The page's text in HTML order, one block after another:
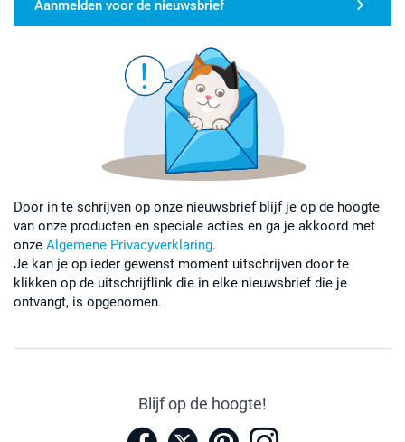
Aanmelden voor de nieuwsbrief
Door in te schrijven op onze nieuwsbrief blijf je op de hoogte
van onze producten en speciale acties en ga je akkoord met
onze Algemene Privacyverklaring.
Je kan je op ieder gewenst moment uitschrijven door te
klikken op de uitschrijflink die in elke nieuwsbrief die je
ontvangt, is opgenomen.
Blijf op de hoogte!